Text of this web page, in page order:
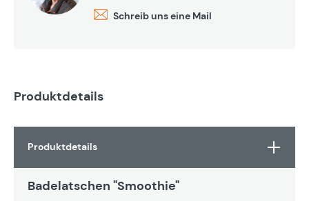
Schreib uns eine Mail
Produktdetails
Produktdetails
Badelatschen "Smoothie"